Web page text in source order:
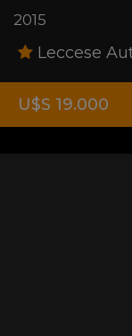
2015
Leccese
U$S 19.000